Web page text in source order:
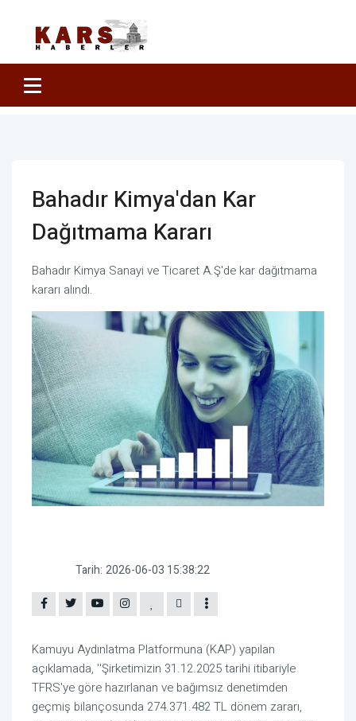
Bahadır Kimya'dan Kar
Dağıtmama Kararı
Bahadır Kimya Sanayi ve Ticaret A.Ş'de kar dağıtmama
kararı alındı.
Tarih: 2026-06-03 15:38:22
Kamuyu Aydınlatma Platformuna (KAP) yapılan
açıklamada, ''Şirketimizin 31.12.2025 tarihi itibariyle
TFRS'ye göre hazırlanan ve bağımsız denetimden
geçmiş bilançosunda 274.371.482 TL dönem zararı,